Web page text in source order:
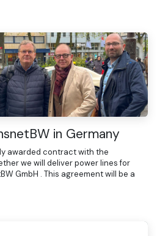
in Germany
awarded contract with the
we will deliver power lines for
GmbH . This agreement will be a